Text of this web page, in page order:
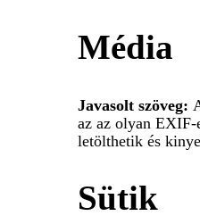
Média
Javasolt szöveg:
az az olyan EXIF-
letölthetik és
Sütik